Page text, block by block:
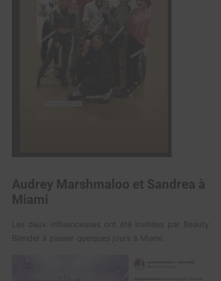
Audrey Marshmaloo et Sandrea à
Miami
Les deux influenceuses ont été invitées par Beauty
Blender à passer quelques jours à Miami.